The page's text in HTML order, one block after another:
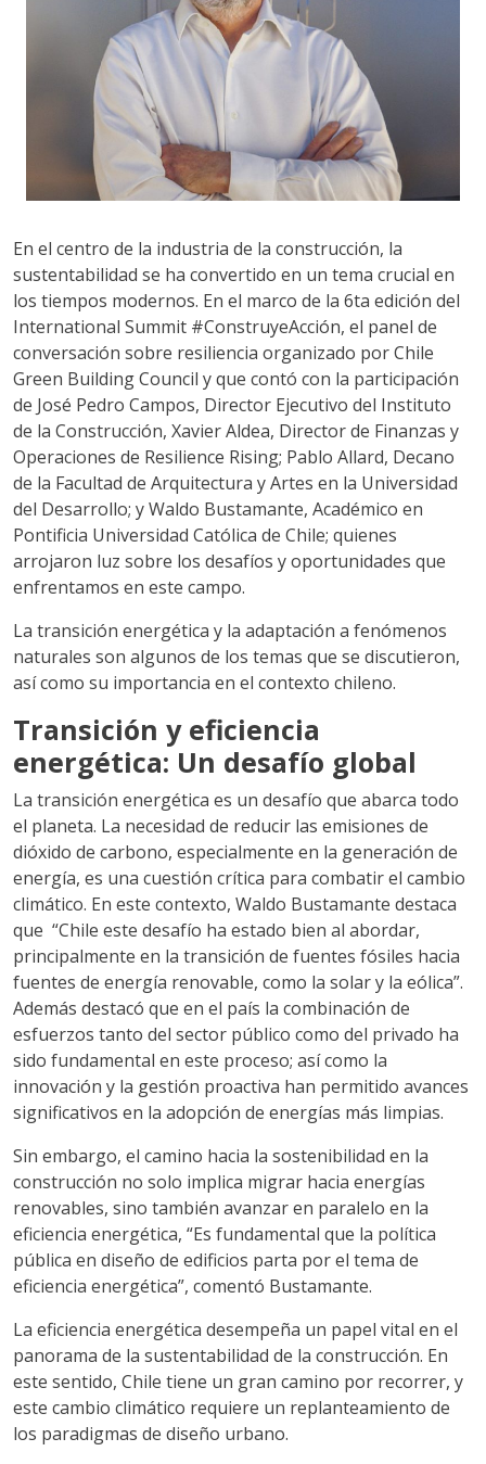
En el centro de la industria de la construcción, la
sustentabilidad se ha convertido en un tema crucial en
los tiempos modernos. En el marco de la 6ta edición del
International Summit #ConstruyeAcción, el panel de
conversación sobre resiliencia organizado por Chile
Green Building Council y que contó con la participación
de José Pedro Campos, Director Ejecutivo del Instituto
de la Construcción, Xavier Aldea, Director de Finanzas y
Operaciones de Resilience Rising; Pablo Allard, Decano
de la Facultad de Arquitectura y Artes en la Universidad
del Desarrollo; y Waldo Bustamante, Académico en
Pontificia Universidad Católica de Chile; quienes
arrojaron luz sobre los desafíos y oportunidades que
enfrentamos en este campo.
La transición energética y la adaptación a fenómenos
naturales son algunos de los temas que se discutieron,
así como su importancia en el contexto chileno.
Transición y eficiencia
energética: Un desafío global
La transición energética es un desafío que abarca todo
el planeta. La necesidad de reducir las emisiones de
dióxido de carbono, especialmente en la generación de
energía, es una cuestión crítica para combatir el cambio
climático. En este contexto, Waldo Bustamante destaca
que “Chile este desafío ha estado bien al abordar,
principalmente en la transición de fuentes fósiles hacia
fuentes de energía renovable, como la solar y la eólica”.
Además destacó que en el país la combinación de
esfuerzos tanto del sector público como del privado ha
sido fundamental en este proceso; así como la
innovación y la gestión proactiva han permitido avances
significativos en la adopción de energías más limpias.
Sin embargo, el camino hacia la sostenibilidad en la
construcción no solo implica migrar hacia energías
renovables, sino también avanzar en paralelo en la
eficiencia energética, “Es fundamental que la política
pública en diseño de edificios parta por el tema de
eficiencia energética”, comentó Bustamante.
La eficiencia energética desempeña un papel vital en el
panorama de la sustentabilidad de la construcción. En
este sentido, Chile tiene un gran camino por recorrer, y
este cambio climático requiere un replanteamiento de
los paradigmas de diseño urbano.